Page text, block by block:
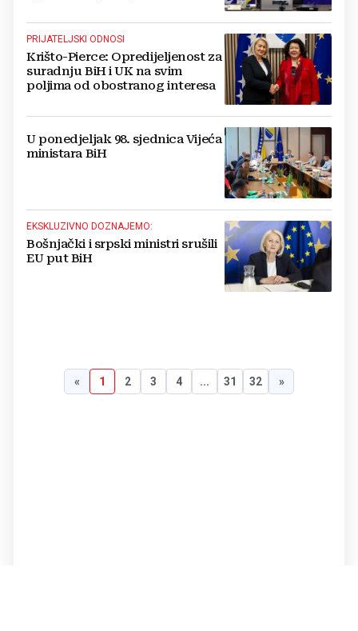
PRIJATELJSKI ODNOSI
Krišto-Pierce: Opredijeljenost za
suradnju BiH i UK na svim
poljima od obostranog interesa
U ponedjeljak 98. sjednica Vijeća
ministara BiH
EKSKLUZIVNO DOZNAJEMO:
Bošnjački i srpski ministri srušili
EU put BiH
« 1 2 3 4 ... 31 32 »